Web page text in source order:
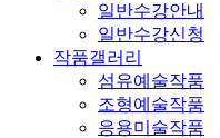
일반수강안내
일반수강신청
작품갤러리
섬유예술작품
조형예술작품
응용미술작품